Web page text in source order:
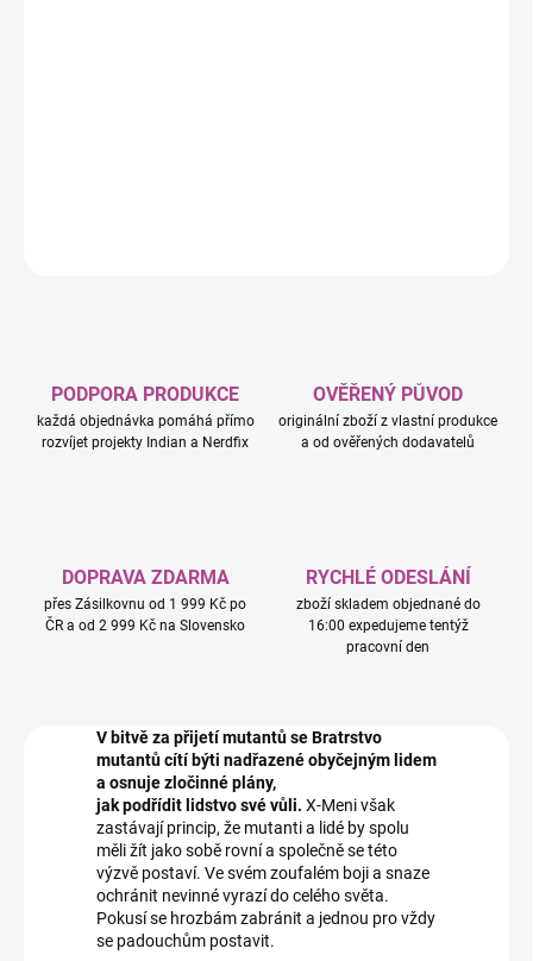
PODPORA PRODUKCE
každá objednávka pomáhá přímo
rozvíjet projekty Indian a Nerdfix
OVĚŘENÝ PŮVOD
originální zboží z vlastní produkce
a od ověřených dodavatelů
DOPRAVA ZDARMA
přes Zásilkovnu od 1 999 Kč po
ČR a od 2 999 Kč na Slovensko
RYCHLÉ ODESLÁNÍ
zboží skladem objednané do
16:00 expedujeme tentýž
pracovní den
V bitvě za přijetí mutantů se Bratrstvo
mutantů cítí býti nadřazené obyčejným lidem
a osnuje zločinné plány,
jak podřídit lidstvo své vůli. X-Meni však
zastávají princip, že mutanti a lidé by spolu
měli žít jako sobě rovní a společně se této
výzvě postaví. Ve svém zoufalém boji a snaze
ochránit nevinné vyrazí do celého světa.
Pokusí se hrozbám zabránit a jednou pro vždy
se padouchům postavit.